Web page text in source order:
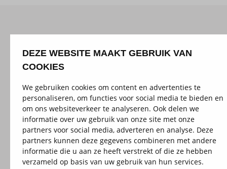
DEZE WEBSITE MAAKT GEBRUIK VAN
COOKIES
We gebruiken cookies om content en advertenties te
personaliseren, om functies voor social media te bieden en
om ons websiteverkeer te analyseren. Ook delen we
informatie over uw gebruik van onze site met onze
partners voor social media, adverteren en analyse. Deze
partners kunnen deze gegevens combineren met andere
informatie die u aan ze heeft verstrekt of die ze hebben
verzameld op basis van uw gebruik van hun services.